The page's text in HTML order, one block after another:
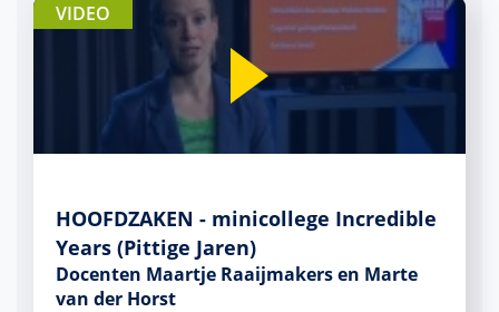
VIDEO
HOOFDZAKEN - minicollege Incredible
Years (Pittige Jaren)
Docenten Maartje Raaijmakers en Marte
van der Horst